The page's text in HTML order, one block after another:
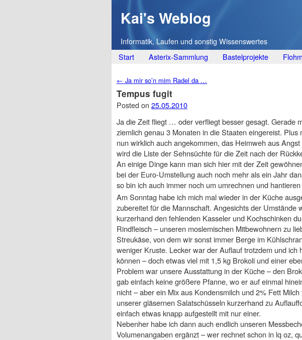
Kai's Weblog
Informatik, Laufen und sonstig Wissenswertes
Main menu
Skip
content
Start Asterix-Sammlung Bastelprojekte
Post navigation
← Ja mir so’n mim Radel da …
Tempus fugit
Posted on 25.05.2010
Ja die Zeit fliegt … oder verfliegt besser gesagt. Gerade
ziemlich genau 3 Monaten in die Staaten eingereist.
nun wirklich auch angekommen, das Heimweh aus
wird die Liste der Sehnsüchte für die Zeit nach der
An einige Dinge kann man sich hier mit der Zeit
bei der Euro-Umstellung auch noch mehr als ein Jahr
so bin ich auch immer noch um umrechnen und
Am Sonntag habe ich mich mal wieder in der Küche
zubereitet für die Mannschaft. Angesichts der Umstände
kurzerhand den fehlenden Kasseler und Kochschinken
Rindfleisch – unseren moslemischen Mitbewohnern zu
Streukäse, von dem wir sonst immer Berge im
weniger Kruste. Lecker war der Auflauf trotzdem und
können – doch etwas viel mit 1,5 kg Brokoli und einer
Problem war unsere Ausstattung in der Küche – den
gab einfach keine größere Pfanne, wo er auf einmal
nicht – aber ein Mix aus Kondensmilch und 2% Fett
unserer gläsernen Salatschüsseln kurzerhand zu
einfach etwas knapp aufgestellt mit nur einer.
Nebenher habe ich dann auch endlich unseren
Volumenangaben ergänzt – wer rechnet schon in lq oz,